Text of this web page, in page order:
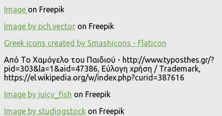
Image on Freepik
Image by pch.vector on Freepik
Greek icons created by Smashicons - Flaticon
Από Το Χαμόγελο του Παιδιού - http://www.typosthes.gr/?
pid=303&la=1&aid=47386, Εύλογη χρήση / Trademark,
https://el.wikipedia.org/w/index.php?curid=387616
Image by juicy_fish on Freepik
Image by studiogstock on Freepik